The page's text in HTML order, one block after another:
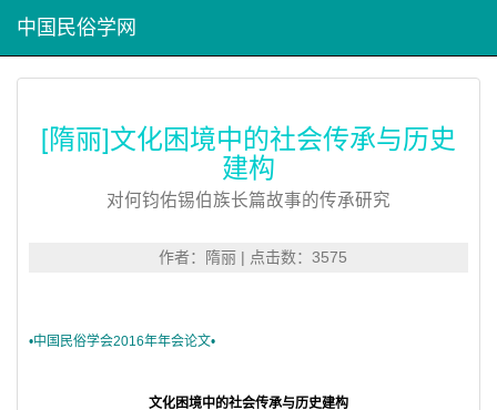
中国民俗学网
[隋丽]文化困境中的社会传承与历史
建构
对何钧佑锡伯族长篇故事的传承研究
作者：隋丽 | 点击数：3575
•中国民俗学会2016年年会论文•
文化困境中的社会传承与历史建构